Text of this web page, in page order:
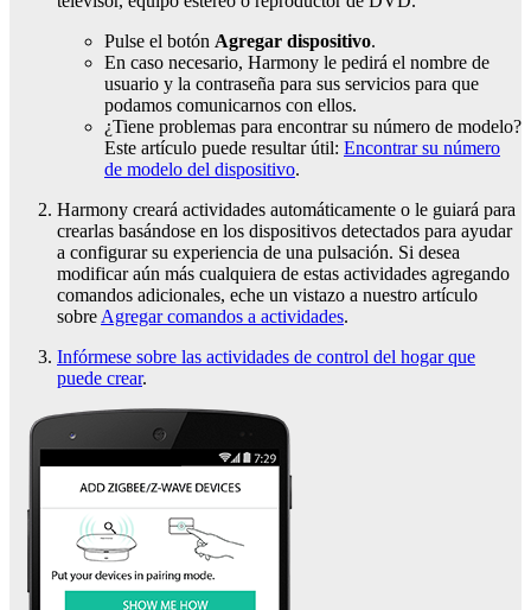
Pulse el botón Agregar dispositivo.
En caso necesario, Harmony le pedirá el nombre de
usuario y la contraseña para sus servicios para que
podamos comunicarnos con ellos.
¿Tiene problemas para encontrar su número de modelo?
Este artículo puede resultar útil: Encontrar su número
de modelo del dispositivo.
Harmony creará actividades automáticamente o le guiará para
crearlas basándose en los dispositivos detectados para ayudar
a configurar su experiencia de una pulsación. Si desea
modificar aún más cualquiera de estas actividades agregando
comandos adicionales, eche un vistazo a nuestro artículo
sobre Agregar comandos a actividades.
Infórmese sobre las actividades de control del hogar que
puede crear.